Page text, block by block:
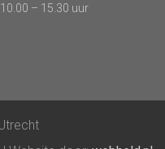
– 15.30 uur